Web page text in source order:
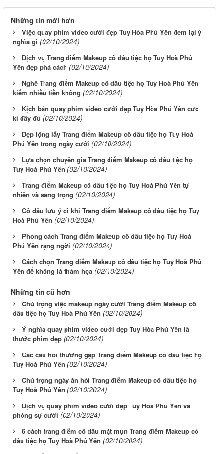
Những tin mới hơn
Việc quay phim video cưới đẹp Tuy Hòa Phú Yên đem lại ý
nghĩa gì (02/10/2024)
Dịch vụ Trang điểm Makeup cô dâu tiệc họ Tuy Hoà Phú
Yên đẹp phá cách (02/10/2024)
Nghề Trang điểm Makeup cô dâu tiệc họ Tuy Hoà Phú Yên
kiếm nhiều tiền không (02/10/2024)
Kịch bản quay phim video cưới đẹp Tuy Hòa Phú Yên cưc
kì đầy đủ (02/10/2024)
Đẹp lộng lẫy Trang điểm Makeup cô dâu tiệc họ Tuy Hoà
Phú Yên trong ngày cưới (02/10/2024)
Lựa chọn chuyên gia Trang điểm Makeup cô dâu tiệc họ
Tuy Hoà Phú Yên (02/10/2024)
Trang điểm Makeup cô dâu tiệc họ Tuy Hoà Phú Yên tự
nhiên và sang trọng (02/10/2024)
Cô dâu lưu ý dì khi Trang điểm Makeup cô dâu tiệc họ Tuy
Hoà Phú Yên (02/10/2024)
Phong cách Trang điểm Makeup cô dâu tiệc họ Tuy Hoà
Phú Yên rạng ngời (02/10/2024)
Cách chọn Trang điểm Makeup cô dâu tiệc họ Tuy Hoà Phú
Yên để không là thảm họa (02/10/2024)
Những tin cũ hơn
Chú trọng việc makeup ngày cưới Trang điểm Makeup cô
dâu tiệc họ Tuy Hoà Phú Yên (02/10/2024)
Ý nghĩa quay phim video cưới đẹp Tuy Hòa Phú Yên là
thước phim đẹp (02/10/2024)
Các câu hỏi thường gặp Trang điểm Makeup cô dâu tiệc họ
Tuy Hoà Phú Yên (02/10/2024)
Chú trọng ngày ăn hỏi Trang điểm Makeup cô dâu tiệc họ
Tuy Hoà Phú Yên (02/10/2024)
Dịch vụ quay phim video cưới đẹp Tuy Hòa Phú Yên và
phóng sự cưới (02/10/2024)
6 cách trang điểm cô dâu mặt mụn Trang điểm Makeup cô
dâu tiệc họ Tuy Hoà Phú Yên (02/10/2024)